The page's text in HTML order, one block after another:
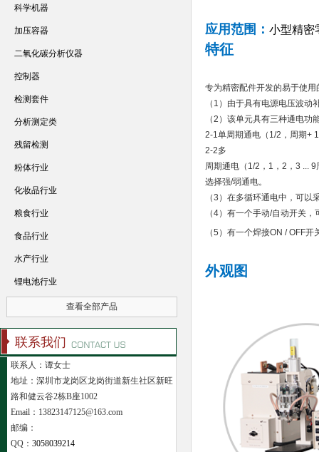
应用范围： 小型精密
特征
专为精密配件开发的易于使
（1）由于具有电源电压波
（2）该单元具有三种通电功
2-1单周期通电（1/2，周期+
2-2多
周期通电（1/2，1，2，3 ... 9
选择强/弱通电。
（3）在多循环通电中，可
（4）有一个手动/自动开关
（5）有一个焊接ON / OFF
外观图
科学机器
加压容器
二氧化碳分析仪器
控制器
检测套件
分析测定类
残留检测
粉体行业
化妆品行业
粮食行业
食品行业
水产行业
锂电池行业
查看全部产品
联系我们
联系人：谭女士
地址：深圳市龙岗区龙岗街道新生社区新旺
路和健云谷2栋B座1002
Email：13823147125@163.com
邮编：
QQ： 3058039214